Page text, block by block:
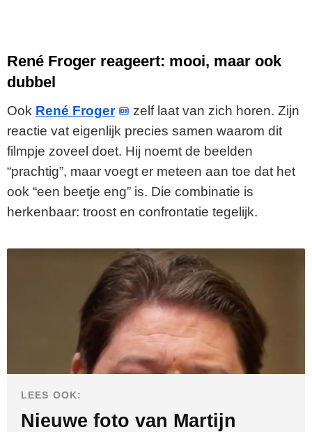
René Froger reageert: mooi, maar ook
dubbel
Ook René Froger
zelf laat van zich horen. Zijn
reactie vat eigenlijk precies samen waarom dit
filmpje zoveel doet. Hij noemt de beelden
“prachtig”, maar voegt er meteen aan toe dat het
ook “een beetje eng” is. Die combinatie is
herkenbaar: troost en confrontatie tegelijk.
LEES OOK:
Nieuwe foto van Martijn